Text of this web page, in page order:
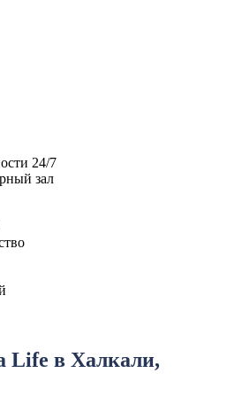
24/7
зал
Life в Халкали,